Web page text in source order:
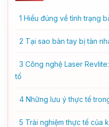
1 Hiểu đúng về tình trạng
2 Tại sao bàn tay bị tàn
3 Công nghệ Laser
tố
4 Những lưu ý thực tế
5 Trải nghiệm thực tế của